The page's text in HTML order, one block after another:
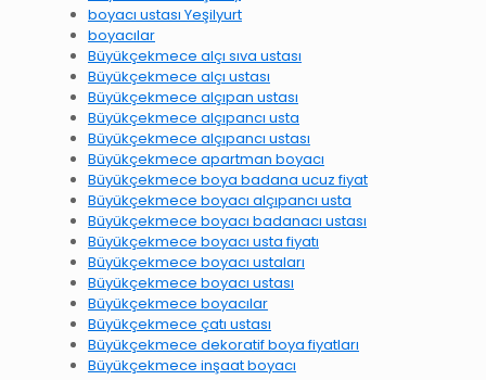
boyacı ustası Yeşilyurt
boyacılar
Büyükçekmece alçı sıva ustası
Büyükçekmece alçı ustası
Büyükçekmece alçıpan ustası
Büyükçekmece alçıpancı usta
Büyükçekmece alçıpancı ustası
Büyükçekmece apartman boyacı
Büyükçekmece boya badana ucuz fiyat
Büyükçekmece boyacı alçıpancı usta
Büyükçekmece boyacı badanacı ustası
Büyükçekmece boyacı usta fiyatı
Büyükçekmece boyacı ustaları
Büyükçekmece boyacı ustası
Büyükçekmece boyacılar
Büyükçekmece çatı ustası
Büyükçekmece dekoratif boya fiyatları
Büyükçekmece inşaat boyacı